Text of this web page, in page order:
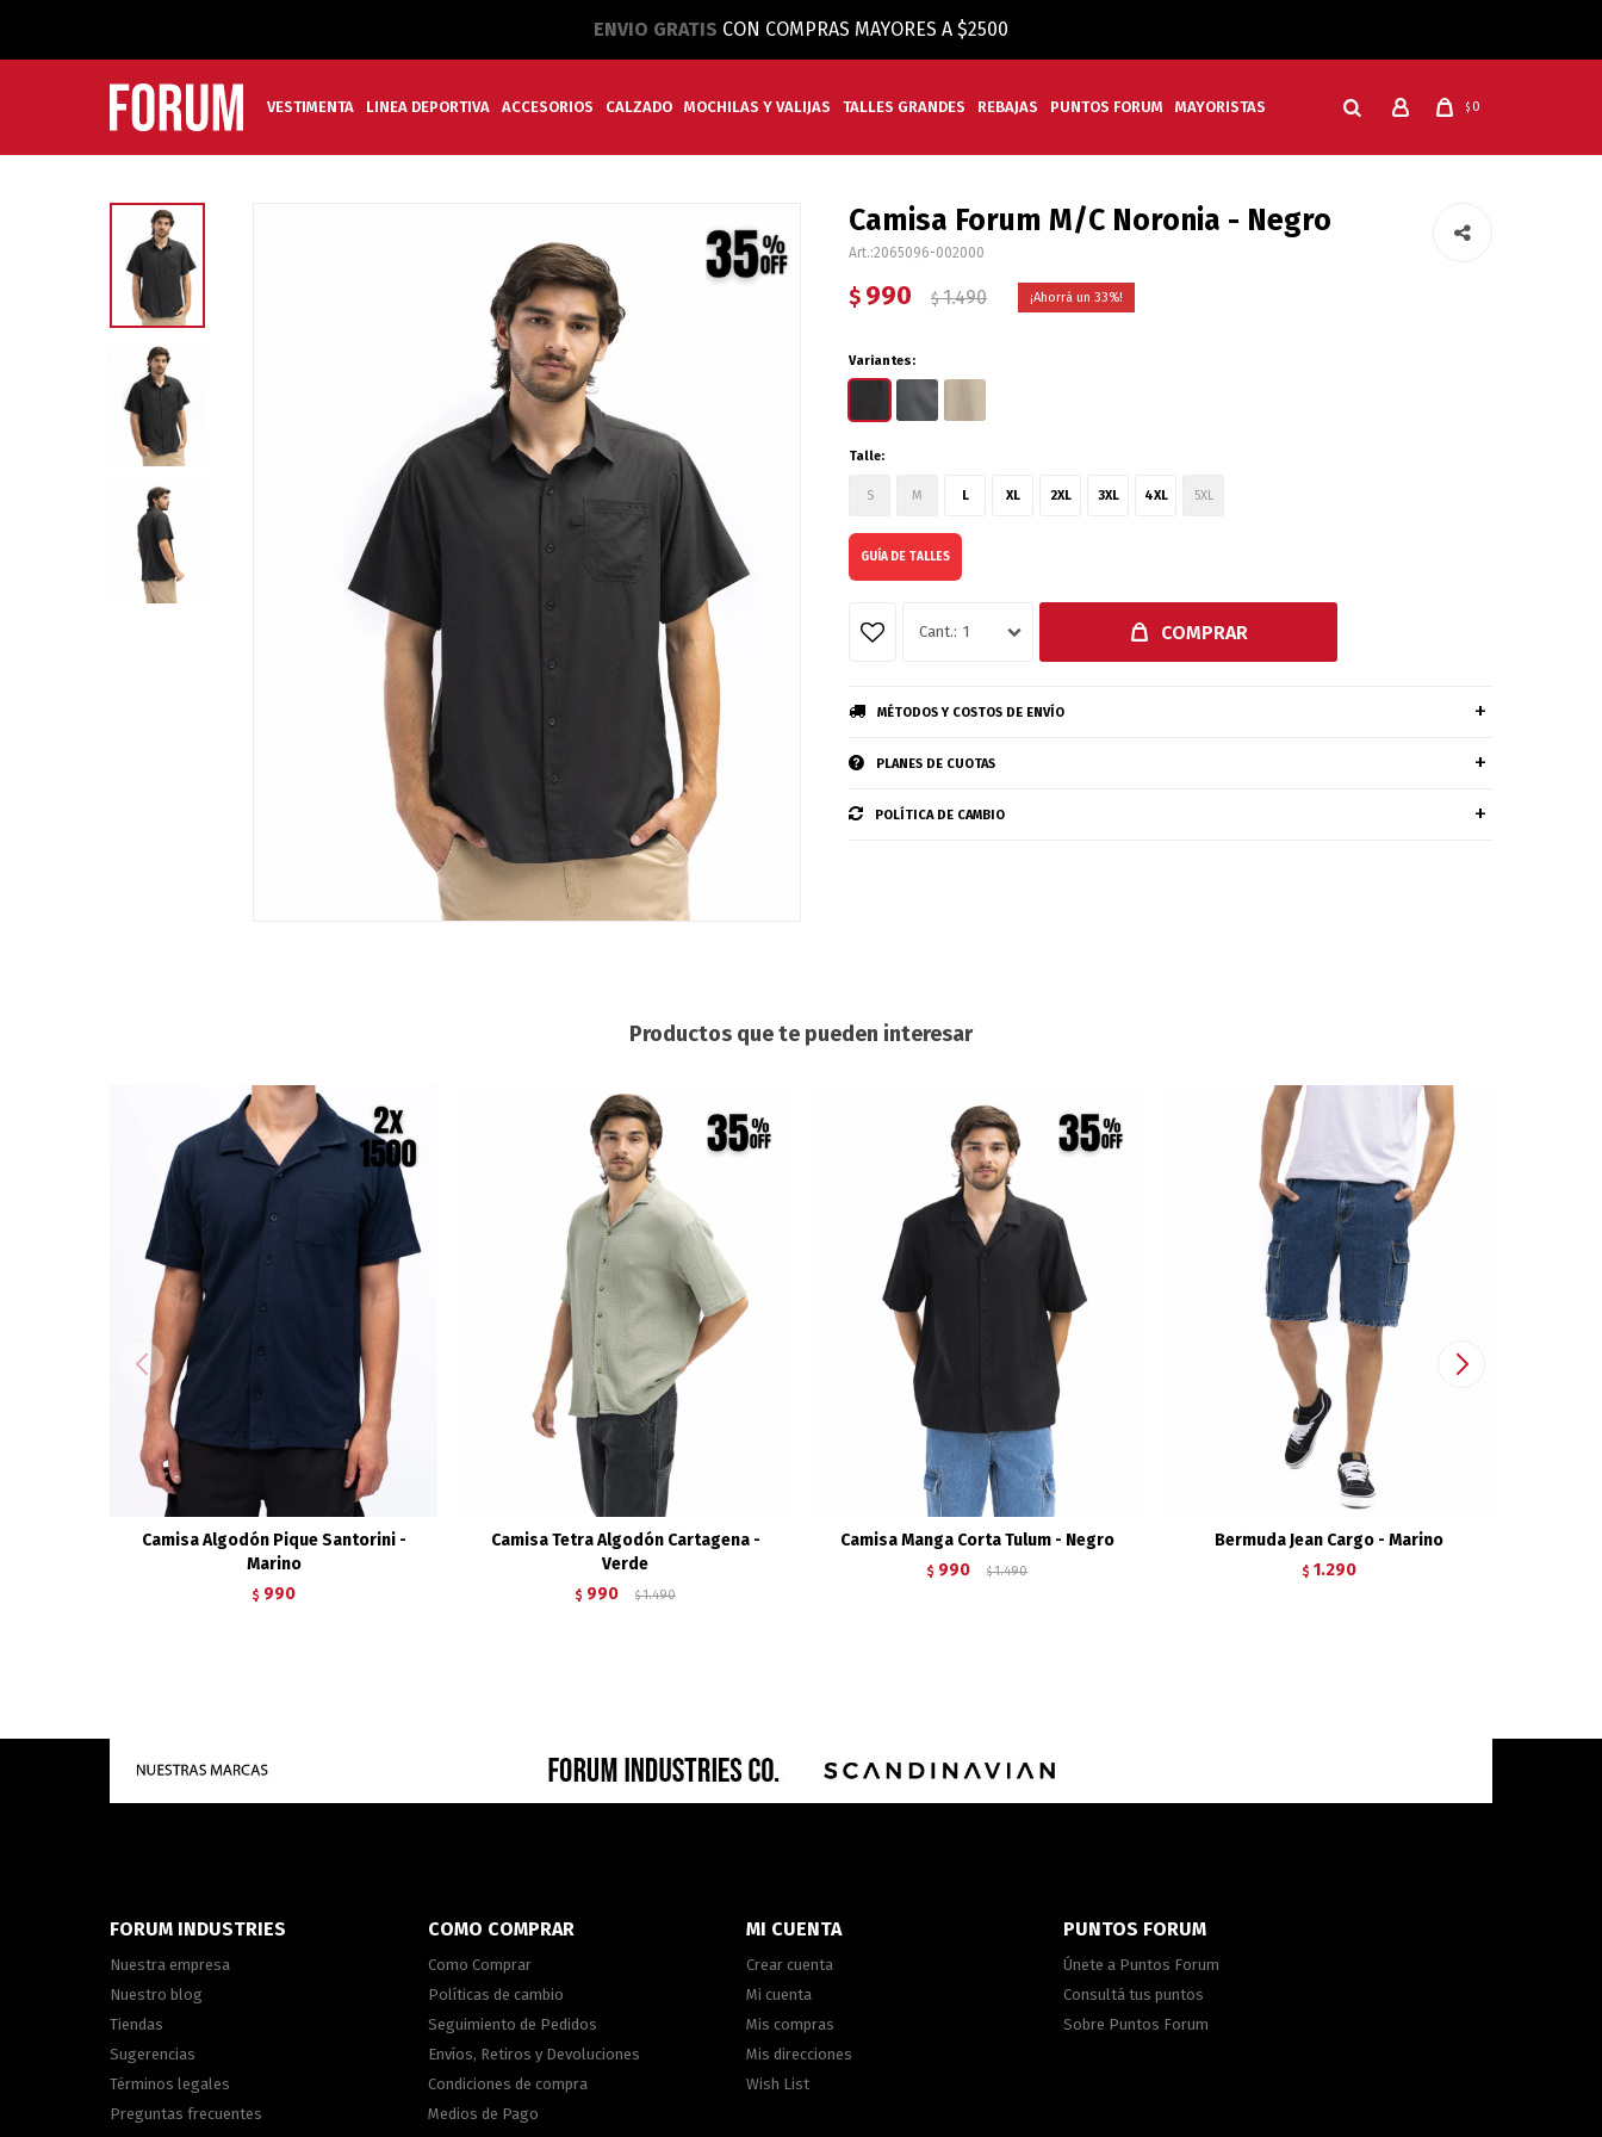
ENVIO GRATIS CON COMPRAS MAYORES A $2500
VESTIMENTA LINEA DEPORTIVA ACCESORIOS CALZADO MOCHILAS Y VALIJAS TALLES GRANDES REBAJAS PUNTOS FORUM MAYORISTAS $ 0
Camisa Forum M/C Noronia - Negro
2065096-002000
$ 990 $ 1.490 33
Variantes:
Talle:
S M L XL 2XL 3XL 4XL 5XL
GUÍA DE TALLES
1 COMPRAR
MÉTODOS Y COSTOS DE ENVÍO
PLANES DE CUOTAS
POLÍTICA DE CAMBIO
Productos que te pueden interesar
Camisa Algodón Pique Santorini -
Marino
$ 990
Camisa Tetra Algodón Cartagena -
Verde
$ 990 $ 1.490
Camisa Manga Corta Tulum - Negro
$ 990 $ 1.490
Bermuda Jean Cargo - Marino
$ 1.290
FORUM INDUSTRIES
Nuestra empresa
Nuestro blog
Tiendas
Sugerencias
Términos legales
Preguntas frecuentes
COMO COMPRAR
Como Comprar
Políticas de cambio
Seguimiento de Pedidos
Envíos, Retiros y Devoluciones
Condiciones de compra
Medios de Pago
MI CUENTA
Crear cuenta
Mi cuenta
Mis compras
Mis direcciones
Wish List
PUNTOS FORUM
Únete a Puntos Forum
Consultá tus puntos
Sobre Puntos Forum